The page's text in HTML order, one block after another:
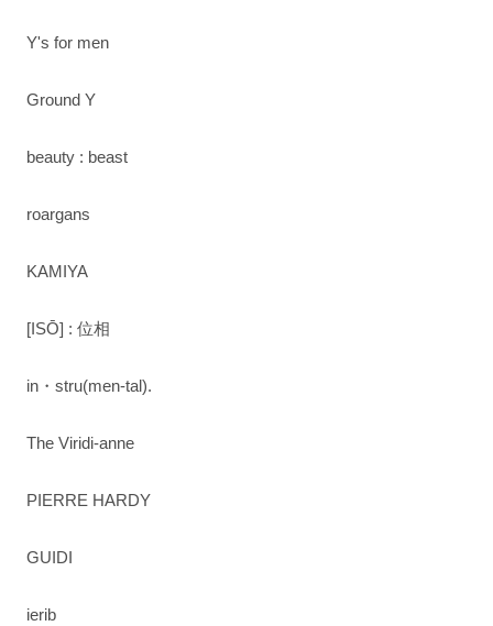
Y's for men
Ground Y
beauty : beast
roargans
KAMIYA
[ISŌ] : 位相
in・stru(men-tal).
The Viridi-anne
PIERRE HARDY
GUIDI
ierib